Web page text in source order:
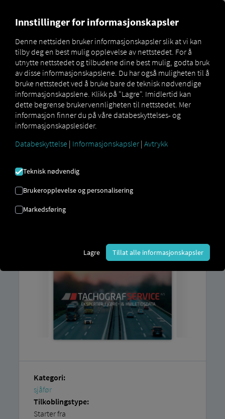
Marketplace Connectors TachoManagement Connect
TACHOMANAGEMENT
CONNECT
Bruker du allerede
TachoManagement-
Service
Tachografservice A/S
duutvide denne tjenesten med data fra
Kategori:
sjåfør
Tilkoblingstype:
Starter fra
Innstillinger for informasjonskapsler
Denne nettsiden bruker informasjonskapsler slik at vi kan
tilby deg en best mulig opplevelse av nettstedet. For å
utnytte nettstedet og tilbudene dine best mulig, godta bruk
av disse informasjonskapslene. Du har også muligheten til å
bruke nettstedet ved å bruke bare de teknisk nødvendige
informasjonskapslene. Klikk på "Lagre". Imidlertid kan
dette begrense brukervennligheten til nettstedet. Mer
informasjon finner du på våre databeskyttelses- og
informasjonskapslesider.
Databeskyttelse | Informasjonskapsler | Avtrykk
Teknisk nødvendig
Brukeropplevelse og personalisering
Markedsføring
Lagre Tillat alle informasjonskapsler